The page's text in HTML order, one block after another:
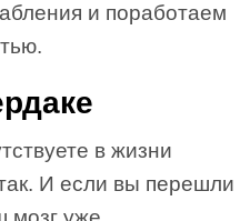
и поработаем
в жизни
И если вы перешли